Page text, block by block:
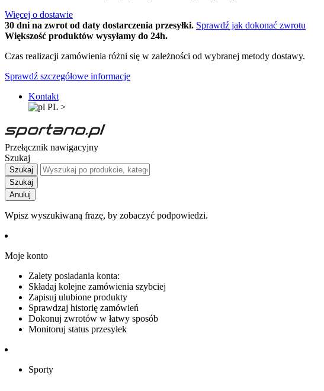
Więcej o dostawie
30 dni na zwrot od daty dostarczenia przesyłki. Sprawdź jak dokonać zwrotu
Większość produktów wysyłamy do 24h.
Czas realizacji zamówienia różni się w zależności od wybranej metody dostawy.
Sprawdź szczegółowe informacje
Kontakt
PL >
Przełącznik nawigacyjny
Szukaj
Szukaj
Szukaj
Anuluj
Wpisz wyszukiwaną frazę, by zobaczyć podpowiedzi.
Moje konto
Zalety posiadania konta:
Składaj kolejne zamówienia szybciej
Zapisuj ulubione produkty
Sprawdzaj historię zamówień
Dokonuj zwrotów w łatwy sposób
Monitoruj status przesyłek
Sporty